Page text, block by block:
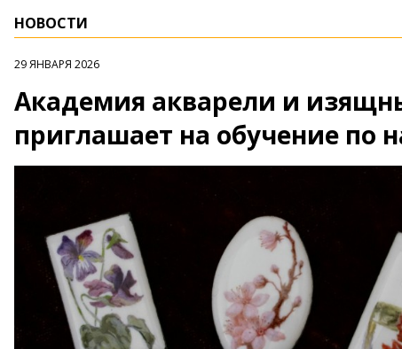
НОВОСТИ
29 ЯНВАРЯ 2026
Академия акварели и
приглашает на обучение по